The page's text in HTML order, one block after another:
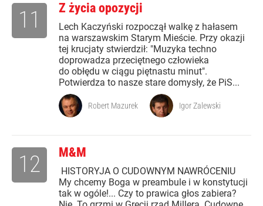
Z życia opozycji
Lech Kaczyński rozpoczął walkę z hałasem
na warszawskim Starym Mieście. Przy okazji
tej krucjaty stwierdził: "Muzyka techno
doprowadza przeciętnego człowieka
do obłędu w ciągu piętnastu minut".
Potwierdza to nasze stare domysły, że PiS...
11
Robert Mazurek Igor Zalewski
M&M
HISTORYJA O CUDOWNYM NAWRÓCENIU
My chcemy Boga w preambule i w konstytucji
tak w ogóle!... Czy to prawica głos zabiera?
12